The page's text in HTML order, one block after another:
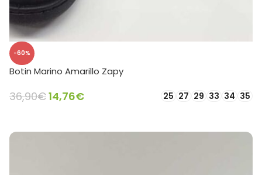
-60%
Botin Marino Amarillo Zapy
36,90€14,76€ 25 27 29 33 34 35